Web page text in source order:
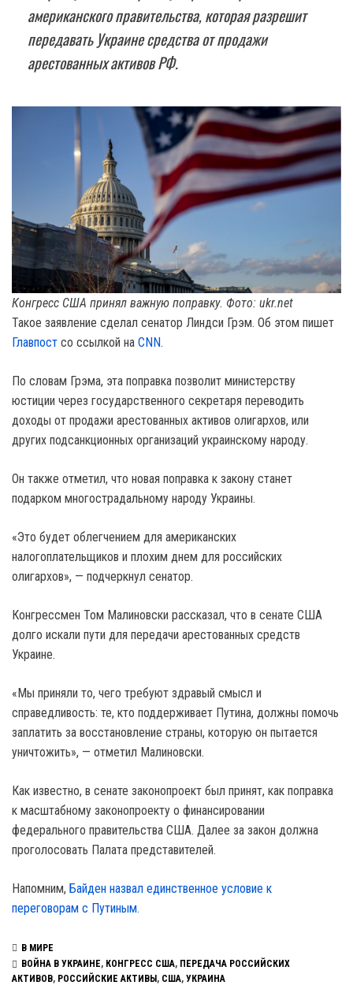
американского правительства, которая разрешит
передавать Украине средства от продажи
арестованных активов РФ.
Конгресс США принял важную поправку. Фото: ukr.net
Такое заявление сделал сенатор Линдси Грэм. Об этом пишет
Главпост со ссылкой на CNN.
По словам Грэма, эта поправка позволит министерству
юстиции через государственного секретаря переводить
доходы от продажи арестованных активов олигархов, или
других подсанкционных организаций украинскому народу.
Он также отметил, что новая поправка к закону станет
подарком многострадальному народу Украины.
«Это будет облегчением для американских
налогоплательщиков и плохим днем для российских
олигархов», — подчеркнул сенатор.
Конгрессмен Том Малиновски рассказал, что в сенате США
долго искали пути для передачи арестованных средств
Украине.
«Мы приняли то, чего требуют здравый смысл и
справедливость: те, кто поддерживает Путина, должны помочь
заплатить за восстановление страны, которую он пытается
уничтожить», — отметил Малиновски.
Как известно, в сенате законопроект был принят, как поправка
к масштабному законопроекту о финансировании
федерального правительства США. Далее за закон должна
проголосовать Палата представителей.
Напомним, Байден назвал единственное условие к
переговорам с Путиным.
В МИРЕ
ВОЙНА В УКРАИНЕ, КОНГРЕСС США, ПЕРЕДАЧА РОССИЙСКИХ
АКТИВОВ, РОССИЙСКИЕ АКТИВЫ , США, УКРАИНА